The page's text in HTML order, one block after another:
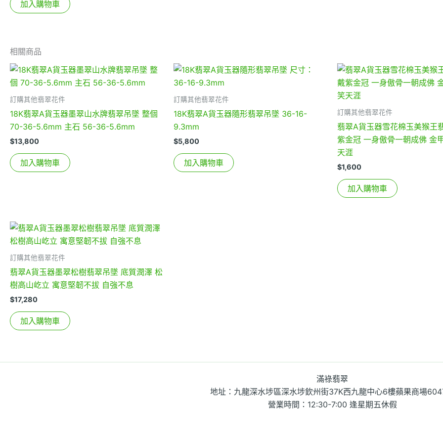
加入購物車
相關商品
訂購其他翡翠花件
18K翡翠A貨玉器墨翠山水牌翡翠吊墜 整個
70-36-5.6mm 主石 56-36-5.6mm
$13,800
加入購物車
訂購其他翡翠花件
18K翡翠A貨玉器隨形翡翠吊墜 36-16-
9.3mm
$5,800
加入購物車
訂購其他翡翠花件
翡翠A貨玉器雪花棉玉美猴王
紫金冠 一身傲骨一朝成佛 金
天涯
$1,600
加入購物車
訂購其他翡翠花件
翡翠A貨玉器墨翠松樹翡翠吊墜 底質潤澤 松
樹高山屹立 寓意堅韌不拔 自強不息
$17,280
加入購物車
滿祿翡翠
地址：九龍深水埗區深水埗欽州街37K西九龍中心6樓蘋果商場
營業時間：12:30-7:00 逢星期五休假